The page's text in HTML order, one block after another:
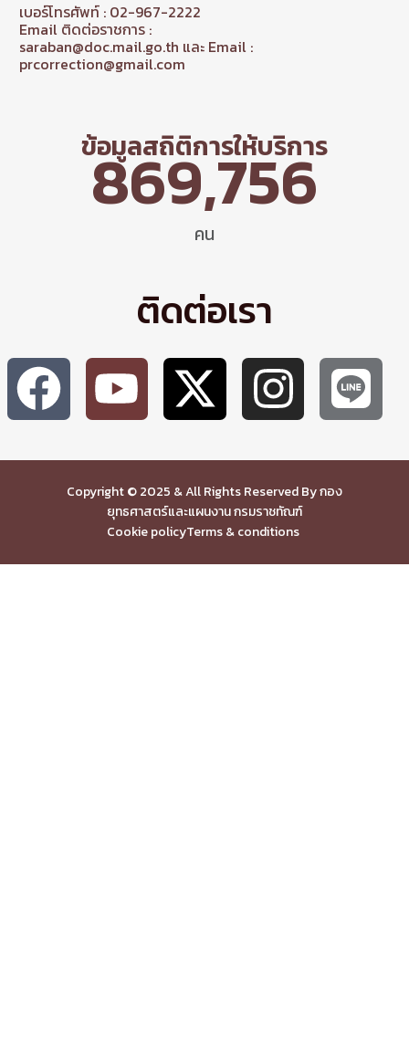
เบอร์โทรศัพท์ : 02-967-2222
Email ติดต่อราชการ :
saraban@doc.mail.go.th และ Email :
prcorrection@gmail.com
ข้อมูลสถิติการให้บริการ
คน
869,756
ติดต่อเรา
Copyright © 2025 & All Rights Reserved By กอง
ยุทธศาสตร์และแผนงาน กรมราชทัณฑ์
Cookie policyTerms & conditions